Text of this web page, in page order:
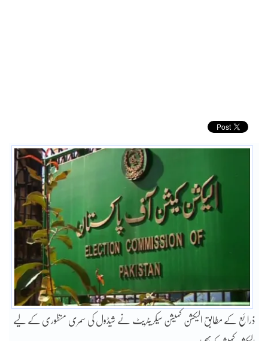
ذرائع کے مطابق الیکشن کمیشن سیکریٹریٹ نے شیڈول کی سمری منظوری کے لیے